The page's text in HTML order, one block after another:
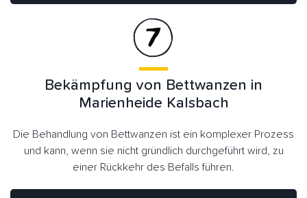
Bekämpfung von Bettwanzen in
Marienheide Kalsbach
Die Behandlung von Bettwanzen ist ein komplexer Prozess
und kann, wenn sie nicht gründlich durchgeführt wird, zu
einer Rückkehr des Befalls führen.